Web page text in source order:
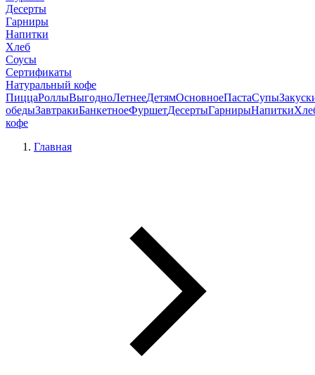
Десерты
Гарниры
Напитки
Хлеб
Соусы
Сертификаты
Натуральный кофе
ПиццаРоллыВыгодноЛетнееДетямОсновноеПастаСупы
обедыЗавтракиБанкетноеФуршетДесертыГарнирыНапитки
кофе
Главная